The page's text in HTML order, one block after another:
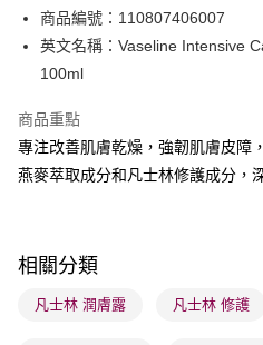
PayMe
WeChat Pay
送貨方式
順豐自助櫃 - 確認發貨後1-3個工作
順豐站及營業點 - 確認發貨後1-3個
商品編號：110807406007
英文名稱：Vaseline Intensive
100ml
商品重點
專注改善肌膚乾燥，強韌肌膚皮障
燕麥萃取成分和凡士林修護成分，
相關分類
凡士林 潤膚露 凡士林 修護